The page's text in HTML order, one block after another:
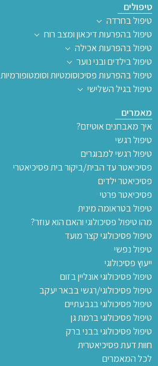
טיפולים
טיפול בחרדה
טיפול בהפרעות דיכאון ומצב רוח
טיפול בהפרעות אכילה
טיפול בילדים ובני נוער
טיפול בהפרעות פסיכוסומטיות וסומטופורמיות
טיפול בגיל השלישי
מאמרים
איך מאבחנים אוטיזם?
טיפול רגשי
טיפול רגשי למבוגרים
פסיכיאטר עד הבית/ביקור בית פסיכיאטרי
פסיכיאטר ילדים
פסיכיאטר פרטי
טיפול בטראומה מינית
מהו טיפול פסיכולוגי והאם הוא עוזר?
טיפול פסיכולוגי קצר מועד
טיפול נפשי
ייעוץ פסיכולוגי
טיפול פסיכולוגי אונליין בזום
טיפול פסיכולוגי/רגשי בבאר יעקב
טיפול פסיכולוגי בגבעתיים
טיפול פסיכולוגי ברמת גן
טיפול פסיכולוגי בבני ברק
חוות דעת פסיכיאטרית
לכל המאמרים